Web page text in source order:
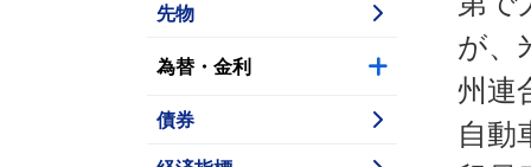
先物
為替・金利
債券
が、
州連
自動